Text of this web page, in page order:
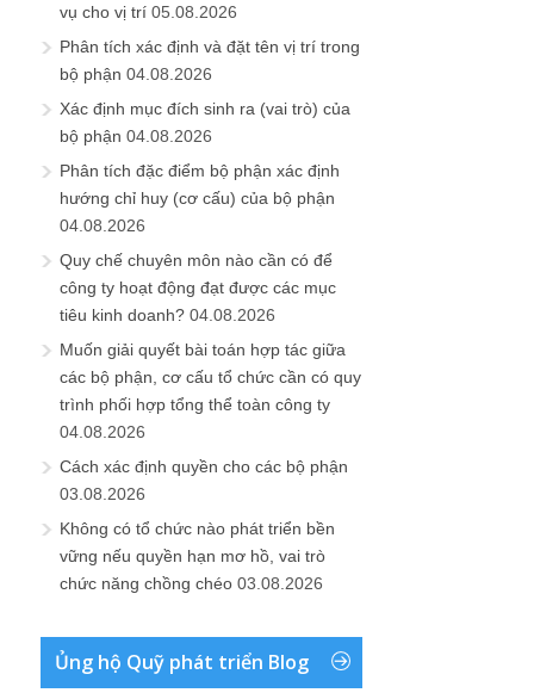
vụ cho vị trí 05.08.2026
Phân tích xác định và đặt tên vị trí trong
bộ phận 04.08.2026
Xác định mục đích sinh ra (vai trò) của
bộ phận 04.08.2026
Phân tích đặc điểm bộ phận xác định
hướng chỉ huy (cơ cấu) của bộ phận
04.08.2026
Quy chế chuyên môn nào cần có để
công ty hoạt động đạt được các mục
tiêu kinh doanh? 04.08.2026
Muốn giải quyết bài toán hợp tác giữa
các bộ phận, cơ cấu tổ chức cần có quy
trình phối hợp tổng thể toàn công ty
04.08.2026
Cách xác định quyền cho các bộ phận
03.08.2026
Không có tổ chức nào phát triển bền
vững nếu quyền hạn mơ hồ, vai trò
chức năng chồng chéo 03.08.2026
Ủng hộ Quỹ phát triển Blog